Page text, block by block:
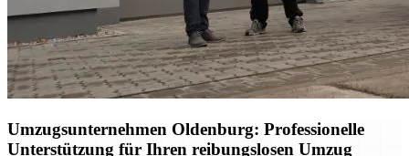
Umzugsunternehmen Oldenburg: Professionelle
Unterstützung für Ihren reibungslosen Umzug